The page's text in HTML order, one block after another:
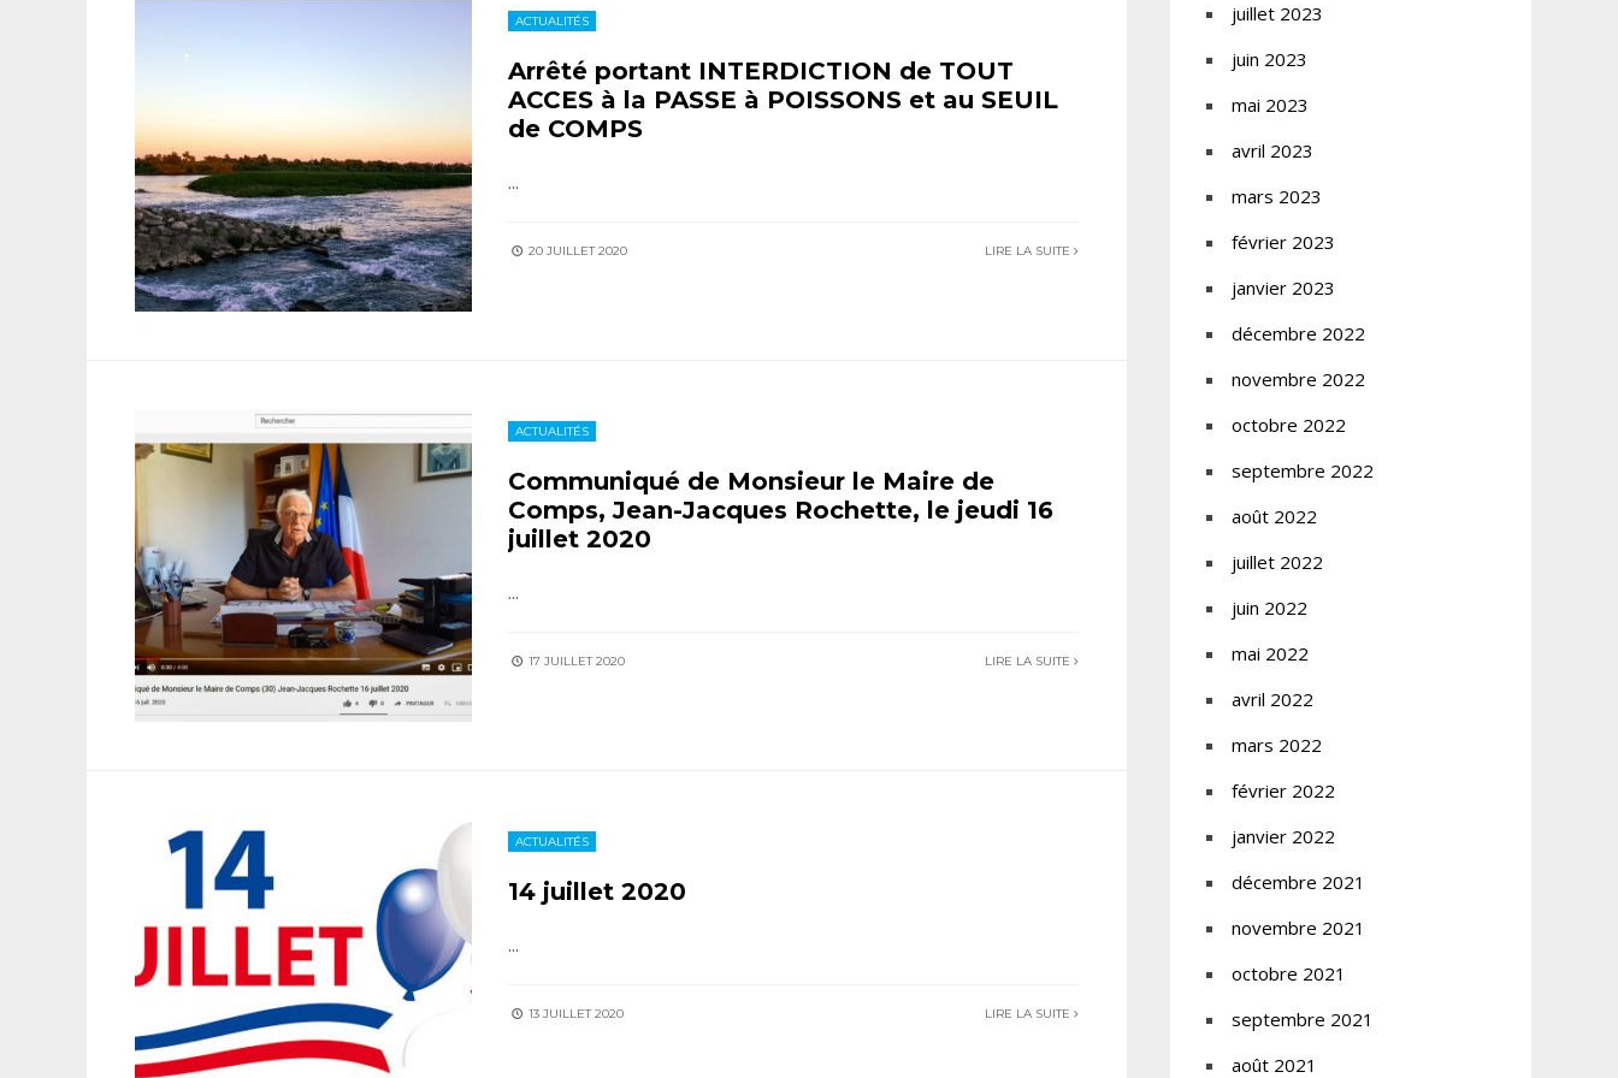
ACTUALITÉS
Arrêté portant INTERDICTION de TOUT
ACCES à la PASSE à POISSONS et au SEUIL
de COMPS
...
20 JUILLET 2020 LIRE LA SUITE
ACTUALITÉS
Communiqué de Monsieur le Maire de
Comps, Jean-Jacques Rochette, le jeudi 16
juillet 2020
...
17 JUILLET 2020 LIRE LA SUITE
ACTUALITÉS
14 juillet 2020
...
13 JUILLET 2020 LIRE LA SUITE
juillet 2023
juin 2023
mai 2023
avril 2023
mars 2023
février 2023
janvier 2023
décembre 2022
novembre 2022
octobre 2022
septembre 2022
août 2022
juillet 2022
juin 2022
mai 2022
avril 2022
mars 2022
février 2022
janvier 2022
décembre 2021
novembre 2021
octobre 2021
septembre 2021
août 2021